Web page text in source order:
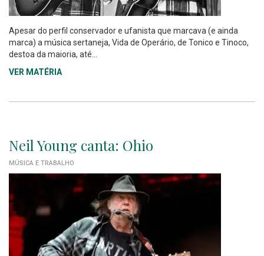
Apesar do perfil conservador e ufanista que marcava (e ainda
marca) a música sertaneja, Vida de Operário, de Tonico e Tinoco,
destoa da maioria, até...
VER MATÉRIA
Neil Young canta: Ohio
MÚSICA E TRABALHO